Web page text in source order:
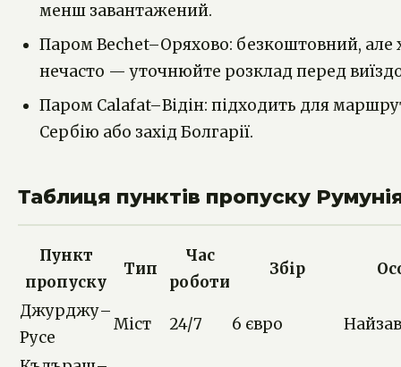
менш завантажений.
Паром Bechet–Оряхово: безкоштовний, але
нечасто — уточнюйте розклад перед
Паром Calafat–Відін: підходить для
Сербію або захід Болгарії.
Таблиця пунктів пропуску
Пункт
пропуску
Тип
Час
роботи
Збір
Джурджу–
Русе
Міст 24/7 6 євро